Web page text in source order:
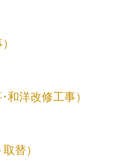
洋改修工事）
替）